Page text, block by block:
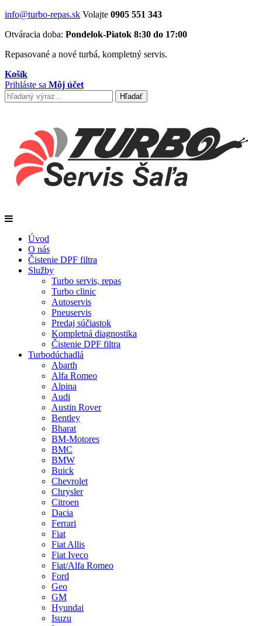
info@turbo-repas.sk Volajte 0905 551 343
Otváracia doba: Pondelok-Piatok 8:30 do 17:00
Repasované a nové turbá, kompletný servis.
Košík
Prihláste sa Môj účet
Úvod
O nás
Čistenie DPF filtra
Služby
Turbo servis, repas
Turbo clinic
Autoservis
Pneuservis
Predaj súčiastok
Kompletná diagnostika
Čistenie DPF filtra
Turbodúchadlá
Abarth
Alfa Romeo
Alpina
Audi
Austin Rover
Bentley
Bharat
BM-Motores
BMC
BMW
Buick
Chevrolet
Chrysler
Citroen
Dacia
Ferrari
Fiat
Fiat Allis
Fiat Iveco
Fiat/Alfa Romeo
Ford
Geo
GM
Hyundai
Isuzu